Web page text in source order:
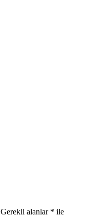
Gerekli alanlar * ile